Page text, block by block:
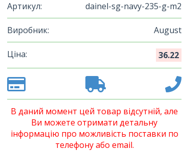
Артикул: dainel-sg-navy-235-g-m2
Виробник: August
Ціна: 36.22
В даний момент цей товар відсутній, але
Ви можете отримати детальну
інформацію про можливість поставки по
телефону або email.